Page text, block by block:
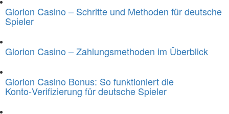
Glorion Casino – Schritte und Methoden für deutsche
Spieler
Glorion Casino – Zahlungsmethoden im Überblick
Glorion Casino Bonus: So funktioniert die
Konto‑Verifizierung für deutsche Spieler